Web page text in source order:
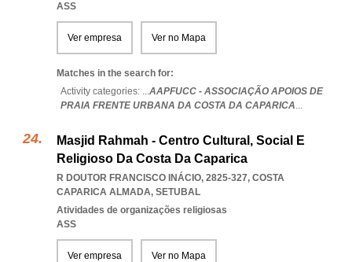
ASS
Ver empresa Ver no Mapa
Matches in the search for:
Activity categories: ...AAPFUCC - ASSOCIAÇÃO APOIOS DE
PRAIA FRENTE URBANA DA COSTA DA CAPARICA...
Masjid Rahmah - Centro Cultural, Social E
Religioso Da Costa Da Caparica
R DOUTOR FRANCISCO INÁCIO, 2825-327, COSTA
CAPARICA ALMADA, SETUBAL
Atividades de organizações religiosas
ASS
Ver empresa Ver no Mapa